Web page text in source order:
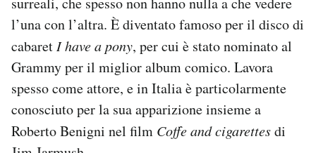
l’una con l’altra. È diventato famoso per il disco di
cabaret I have a pony, per cui è stato nominato al
Grammy per il miglior album comico. Lavora
spesso come attore, e in Italia è particolarmente
conosciuto per la sua apparizione insieme a
Roberto Benigni nel film Coffe and cigarettesdi